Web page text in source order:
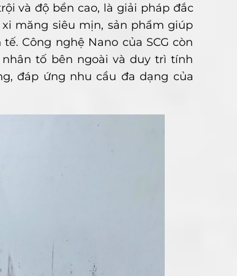
và độ bền cao, là giải pháp đắc
măng siêu mịn, sản phẩm giúp
Công nghệ Nano của SCG còn
tố bên ngoài và duy trì tính
đáp ứng nhu cầu đa dạng của